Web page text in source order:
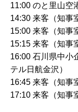
11:00 のと里山空
14:30 来客（知事
15:00 来客（知事
15:15 来客（知事
16:00 石川県中小
テル日航金沢）
16:45 来客（知事
17:10 来客（知事